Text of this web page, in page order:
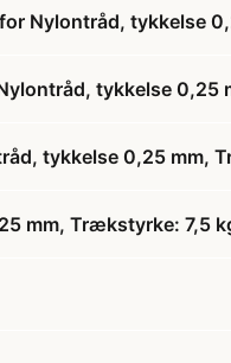
Nylontråd, tykkelse
tykkelse 0,25
tykkelse 0,25 mm,
mm, Trækstyrke: 7,5